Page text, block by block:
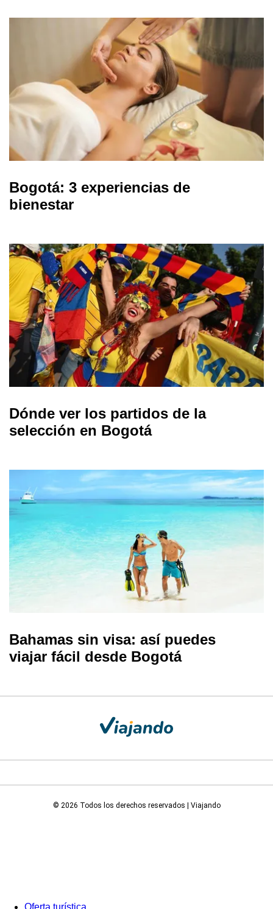
Bogotá: 3 experiencias de
bienestar
Dónde ver los partidos de la
selección en Bogotá
Bahamas sin visa: así puedes
viajar fácil desde Bogotá
© 2026 Todos los derechos reservados | Viajando
Oferta turística